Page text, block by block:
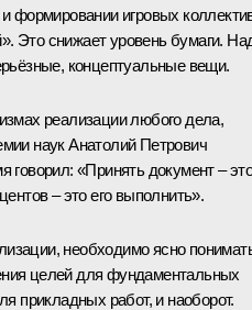
и формировании игровых
Это снижает уровень бумаги.
концептуальные вещи.
реализации любого дела,
наук Анатолий Петрович
говорил: «Принять документ ‒
‒ это его выполнить».
необходимо ясно
целей для фундаментальных
прикладных работ, и наоборот.